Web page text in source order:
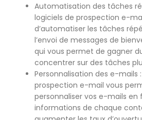
Automatisation des tâches
logiciels de prospection e-
d’automatiser les tâches
l’envoi de messages de
qui vous permet de gagner
concentrer sur des tâches
Personnalisation des e-mails
prospection e-mail vous
personnaliser vos e-mails en
informations de chaque